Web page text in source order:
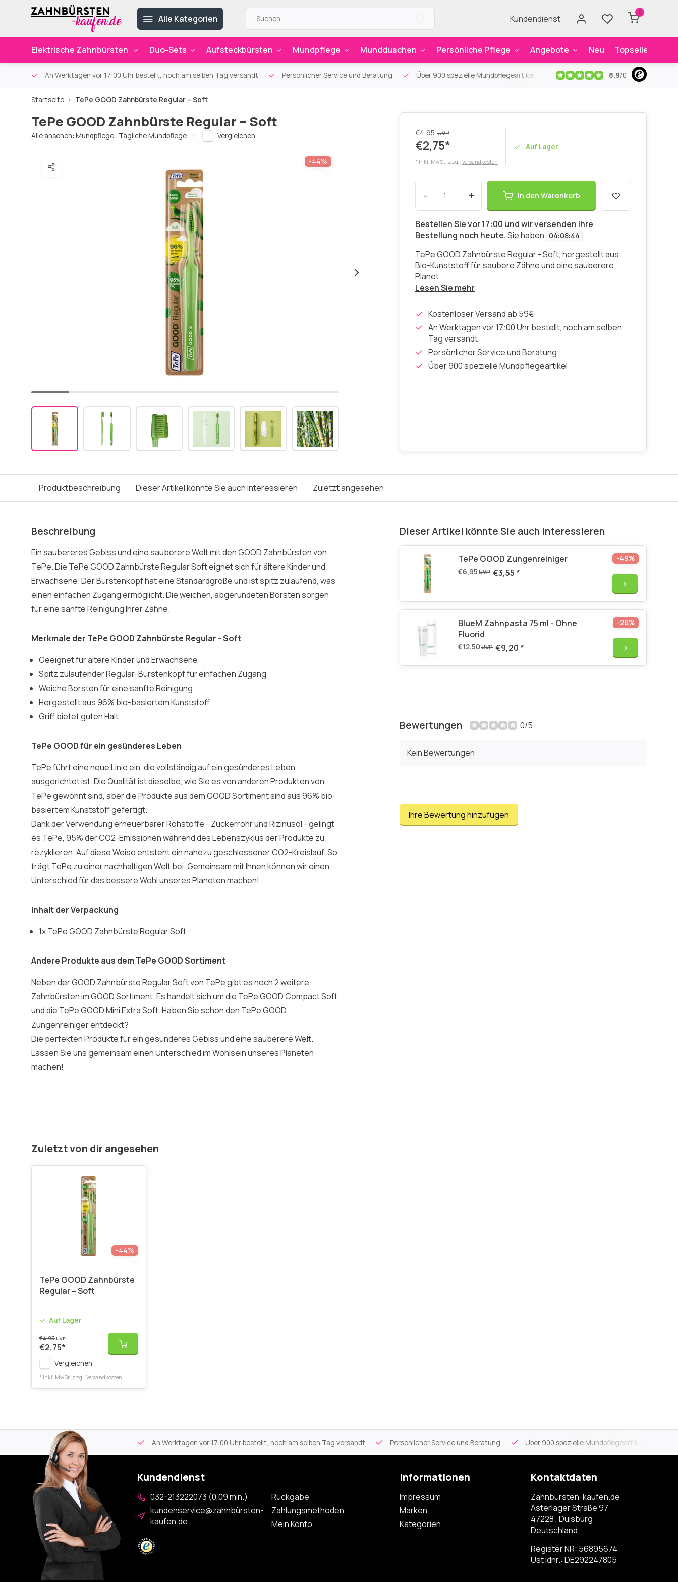
Alle Kategorien Kundendienst
0
Elektrische Zahnbürsten Duo-Sets Aufsteckbürsten Mundpflege Mundduschen Persönliche Pflege Angebote Neu Topseller
An Werktagen vor 17:00 Uhr bestellt, noch am selben Tag versandt Persönlicher Service und Beratung Über 900 spezielle Mundpflegeartikel Kostenloser Versandab 59€
8,9/0
Startseite TePe GOOD Zahnbürste Regular – Soft
TePe GOOD Zahnbürste Regular – Soft
Alle ansehen: Mundpflege, Tägliche Mundpflege Vergleichen
-44%
€4,95UVP
€2,75*
* Inkl. MwSt. zzgl. Versandkosten
Auf Lager
- + In den Warenkorb
Bestellen Sie vor 17:00 und wir versenden Ihre
Bestellung noch heute.Sie haben 04:08:43
TePe GOOD Zahnbürste Regular - Soft, hergestellt aus
Bio-Kunststoff für saubere Zähne und eine sauberere
Planet.
Lesen Sie mehr
Kostenloser Versand ab 59€
An Werktagen vor 17:00 Uhr bestellt, noch am selben
Tag versandt
Persönlicher Service und Beratung
Über 900 spezielle Mundpflegeartikel
Produktbeschreibung Dieser Artikel könnte Sie auch interessieren Zuletzt angesehen
Beschreibung
Ein saubereres Gebiss und eine sauberere Welt mit den GOOD Zahnbürsten von
TePe. Die TePe GOOD Zahnbürste Regular Soft eignet sich für ältere Kinder und
Erwachsene. Der Bürstenkopf hat eine Standardgröße und ist spitz zulaufend, was
einen einfachen Zugang ermöglicht. Die weichen, abgerundeten Borsten sorgen
für eine sanfte Reinigung Ihrer Zähne.
Merkmale der TePe GOOD Zahnbürste Regular - Soft
Geeignet für ältere Kinder und Erwachsene
Spitz zulaufender Regular-Bürstenkopf für einfachen Zugang
Weiche Borsten für eine sanfte Reinigung
Hergestellt aus 96% bio-basiertem Kunststoff
Griff bietet guten Halt
TePe GOOD für ein gesünderes Leben
TePe führt eine neue Linie ein, die vollständig auf ein gesünderes Leben
ausgerichtet ist. Die Qualität ist dieselbe, wie Sie es von anderen Produkten von
TePe gewohnt sind, aber die Produkte aus dem GOOD Sortiment sind aus 96% bio-
basiertem Kunststoff gefertigt.
Dank der Verwendung erneuerbarer Rohstoffe - Zuckerrohr und Rizinusöl - gelingt
es TePe, 95% der CO2-Emissionen während des Lebenszyklus der Produkte zu
rezyklieren. Auf diese Weise entsteht ein nahezu geschlossener CO2-Kreislauf. So
trägt TePe zu einer nachhaltigen Welt bei. Gemeinsam mit Ihnen können wir einen
Unterschied für das bessere Wohl unseres Planeten machen!
Inhalt der Verpackung
1x TePe GOOD Zahnbürste Regular Soft
Andere Produkte aus dem TePe GOOD Sortiment
Neben der GOOD Zahnbürste Regular Soft von TePe gibt es noch 2 weitere
Zahnbürsten im GOOD Sortiment. Es handelt sich um die TePe GOOD Compact Soft
und die TePe GOOD Mini Extra Soft. Haben Sie schon den TePe GOOD
Zungenreiniger entdeckt?
Die perfekten Produkte für ein gesünderes Gebiss und eine sauberere Welt.
Lassen Sie uns gemeinsam einen Unterschied im Wohlsein unseres Planeten
machen!
Dieser Artikel könnte Sie auch interessieren
TePe GOOD Zungenreiniger
€6,95UVP €3,55 *
-49%
BlueM Zahnpasta 75 ml - Ohne
Fluorid
€12,50UVP €9,20 *
-26%
Bewertungen 0/5
Kein Bewertungen
Ihre Bewertung hinzufügen
Zuletzt von dir angesehen
-44%
TePe GOOD Zahnbürste
Regular – Soft
Auf Lager
€4,95UVP
€2,75*
Vergleichen
* Inkl. MwSt. zzgl. Versandkosten
Kostenloser Versand An Werktagen vor 17:00 Uhr bestellt, noch am selben Tag versandt Persönlicher Service und Beratung Über 900 spezielle Mundpflegeartikel
Kundendienst
032-213222073 (0,09 min.)
kundenservice@zahnbürsten-
kaufen.de
Rückgabe
Zahlungsmethoden
Mein Konto
Informationen
Impressum
Marken
Kategorien
Kontaktdaten
Zahnbürsten-kaufen.de
Asterlager Straße 97
47228 , Duisburg
Deutschland
Register NR: 56895674
Ust idnr.: DE292247805